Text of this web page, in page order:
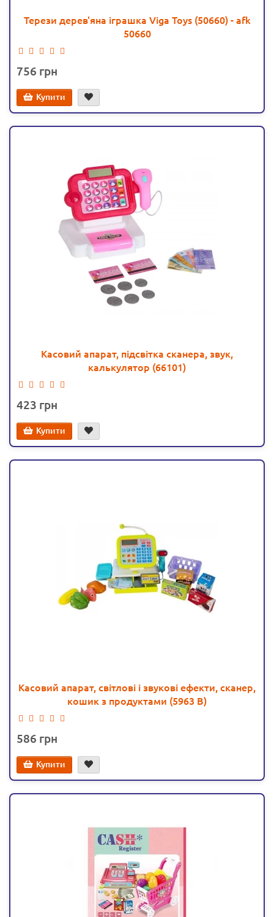
Терези дерев'яна іграшка Viga Toys (50660) - afk
50660
756
Купити
Касовий апарат, підсвітка сканера, звук,
калькулятор (66101)
423
Купити
Касовий апарат, світлові і звукові ефекти, сканер,
кошик з продуктами (5963 В)
586
Купити